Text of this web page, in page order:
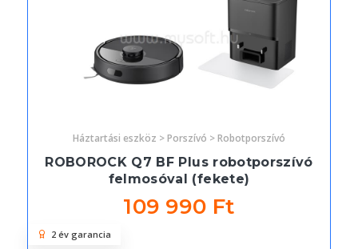
Háztartási eszköz > Porszívó > Robotporszívó
ROBOROCK Q7 BF Plus robotporszívó
felmosóval (fekete)
109 990 Ft
2 év garancia